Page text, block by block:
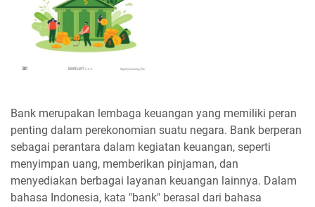
Bank merupakan lembaga keuangan yang memiliki peran
penting dalam perekonomian suatu negara. Bank berperan
sebagai perantara dalam kegiatan keuangan, seperti
menyimpan uang, memberikan pinjaman, dan
menyediakan berbagai layanan keuangan lainnya. Dalam
bahasa Indonesia, kata "bank" berasal dari bahasa